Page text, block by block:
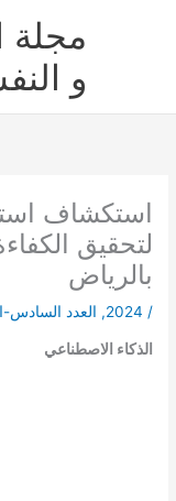
مجلة
و
استكشاف
لتحقيق
بالرياض
/
2024
, العدد السادس-
الذكاء الاصطناعي